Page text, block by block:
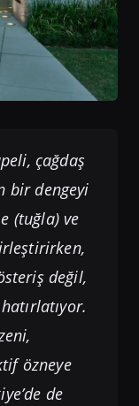
çağdaş
bir dengeyi
(tuğla) ve
değil,
özneye
de